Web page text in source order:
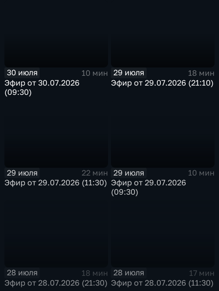
30 июля
10 мин
Эфир от 30.07.2026
(09:30)
29 июля
18 мин
Эфир от 29.07.2026 (21:10)
29 июля
22 мин
Эфир от 29.07.2026 (11:30)
29 июля
10 мин
Эфир от 29.07.2026
(09:30)
28 июля
18 мин
Эфир от 28.07.2026 (21:30)
28 июля
17 мин
Эфир от 28.07.2026 (11:30)